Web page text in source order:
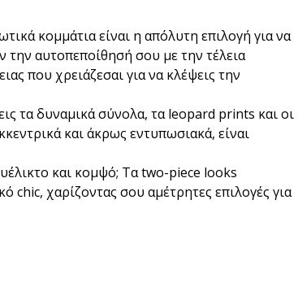
κομμάτια είναι η απόλυτη επιλογή για να
την αυτοπεποίθησή σου με την τέλεια
που χρειάζεσαι για να κλέψεις την
τα δυναμικά σύνολα, τα leopard prints και οι
και άκρως εντυπωσιακά, είναι
και κομψό; Τα two-piece looks
χαρίζοντας σου αμέτρητες επιλογές για